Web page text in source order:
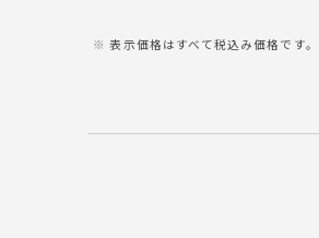
表示価格はすべて税込み価格です。